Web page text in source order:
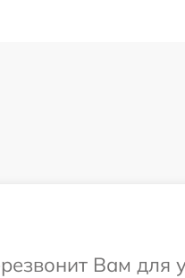
Вам для